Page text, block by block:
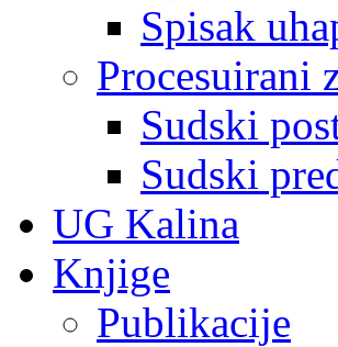
Spisak
Procesuirani
Sudski
Sudski
UG Kalina
Knjige
Publikacije